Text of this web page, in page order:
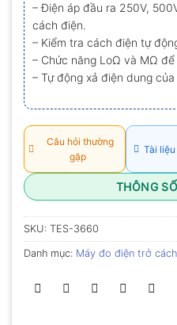
– Điện áp đầu ra 250V,
cách điện.
– Kiểm tra cách điện tự
– Chức năng LoΩ và MΩ để
– Tự động xả điện dung
Câu hỏi thường
gặp
Tài
THÔNG
SKU: TES-3660
Danh mục: Máy đo điện trở